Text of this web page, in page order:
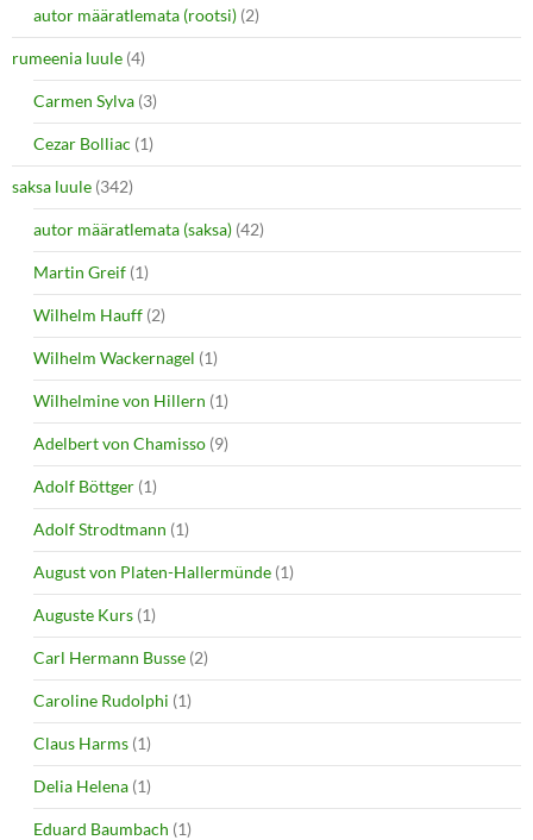
autor määratlemata (rootsi) (2)
rumeenia luule (4)
Carmen Sylva (3)
Cezar Bolliac (1)
saksa luule (342)
autor määratlemata (saksa) (42)
Martin Greif (1)
Wilhelm Hauff (2)
Wilhelm Wackernagel (1)
Wilhelmine von Hillern (1)
Adelbert von Chamisso (9)
Adolf Böttger (1)
Adolf Strodtmann (1)
August von Platen-Hallermünde (1)
Auguste Kurs (1)
Carl Hermann Busse (2)
Caroline Rudolphi (1)
Claus Harms (1)
Delia Helena (1)
Eduard Baumbach (1)